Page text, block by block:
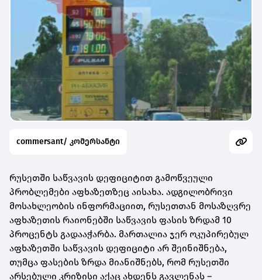
commersant/ კომერსანტი
რუსეთში საწვავის დეფიციტით გამოწვეული
პრობლემები აფხაზეთზეც აისახა. ადგილობრივი
მოსახლეობის ინფორმაციით, რუსეთთან მოსაზღვრე
აფხაზეთის რაიონებში საწვავის ფასის ზრდამ 10
პროცენტს გადააჭარბა. მართალია ჯერ ოკუპირებულ
აფხაზეთში საწვავის დეფიციტი არ შეინიშნება,
თუმცა ფასების ზრდა მიანიშნებს, რომ რუსეთში
არსებული კრიზისი აქაც ახდენს გავლენას –